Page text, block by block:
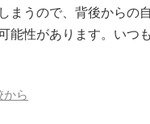
まうので、背後からの
能性があります。いつ
から